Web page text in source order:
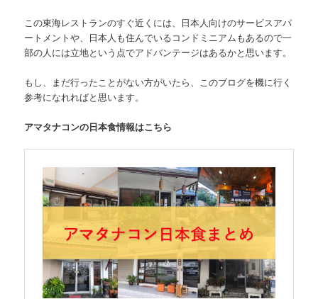
この東海レストランのすぐ近くには、日本人向けのサービスアパ
ートメントや、日本人も住んでいるコンドミニアムもあるので一
部の人には立地という点でアドバンテージはあるかと思います。
もし、まだ行ったことがない方がいたら、このブログを機に行く
参考になれればと思います。
アマタナコンの日本食情報はこちら